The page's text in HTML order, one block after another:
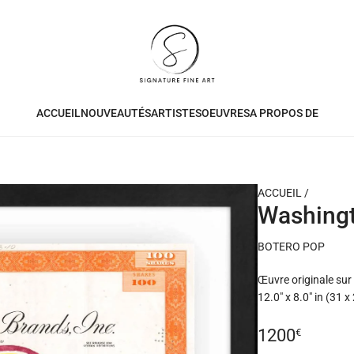
ACCUEILNOUVEAUTÉSARTISTESOEUVRESA PROPOS DE
ACCUEIL /
BOTERO POP
Œuvre originale sur
12.0" x 8.0" in (31 x
Prix
1200€